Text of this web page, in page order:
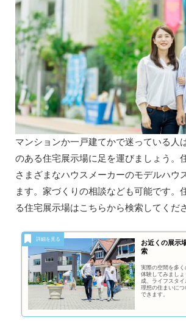
マンションか一戸建てかで迷っている人
のある住宅展示場に足を運びましょう。
さまざまなハウスメーカーのモデルハウ
ます。家づくりの相談なども可能です。
る住宅展示場はこちらから検索してくだ
お近くの展示
索
実際の空間を多
体験してみまし
成、ライフスタイ
理想の住まいに
できます。